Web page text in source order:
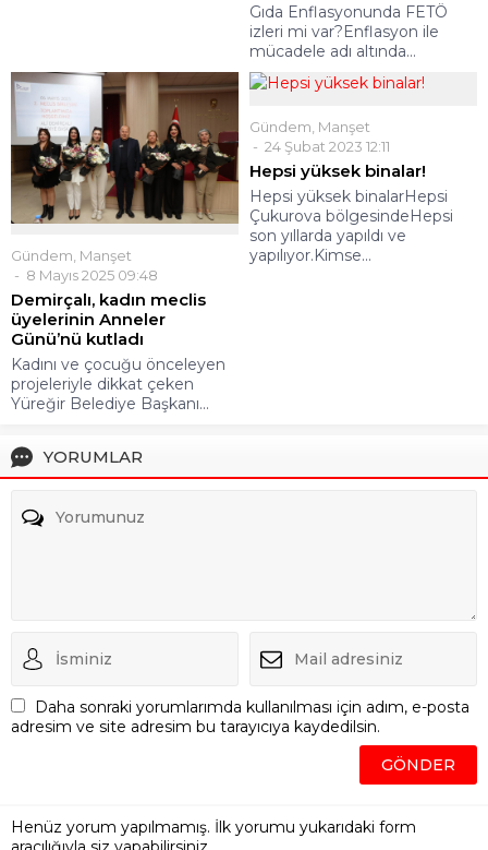
Gıda Enflasyonunda FETÖ
izleri mi var?Enflasyon ile
mücadele adı altında...
Gündem, Manşet
8 Mayıs 2025 09:48
Demirçalı, kadın meclis
üyelerinin Anneler
Günü’nü kutladı
Kadını ve çocuğu önceleyen
projeleriyle dikkat çeken
Yüreğir Belediye Başkanı...
Gündem Manşet
24 Şubat 2023 12:11
Hepsi yüksek binalar!
Hepsi yüksek binalarHepsi
Çukurova bölgesindeHepsi
son yıllarda yapıldı ve
yapılıyor.Kimse...
YORUMLAR
Daha sonraki yorumlarımda kullanılması için adım, e-posta
adresim ve site adresim bu tarayıcıya kaydedilsin.
Henüz yorum yapılmamış. İlk yorumu yukarıdaki form